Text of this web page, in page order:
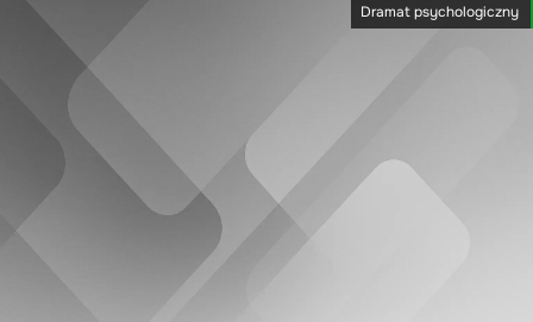
Dramat psychologiczny